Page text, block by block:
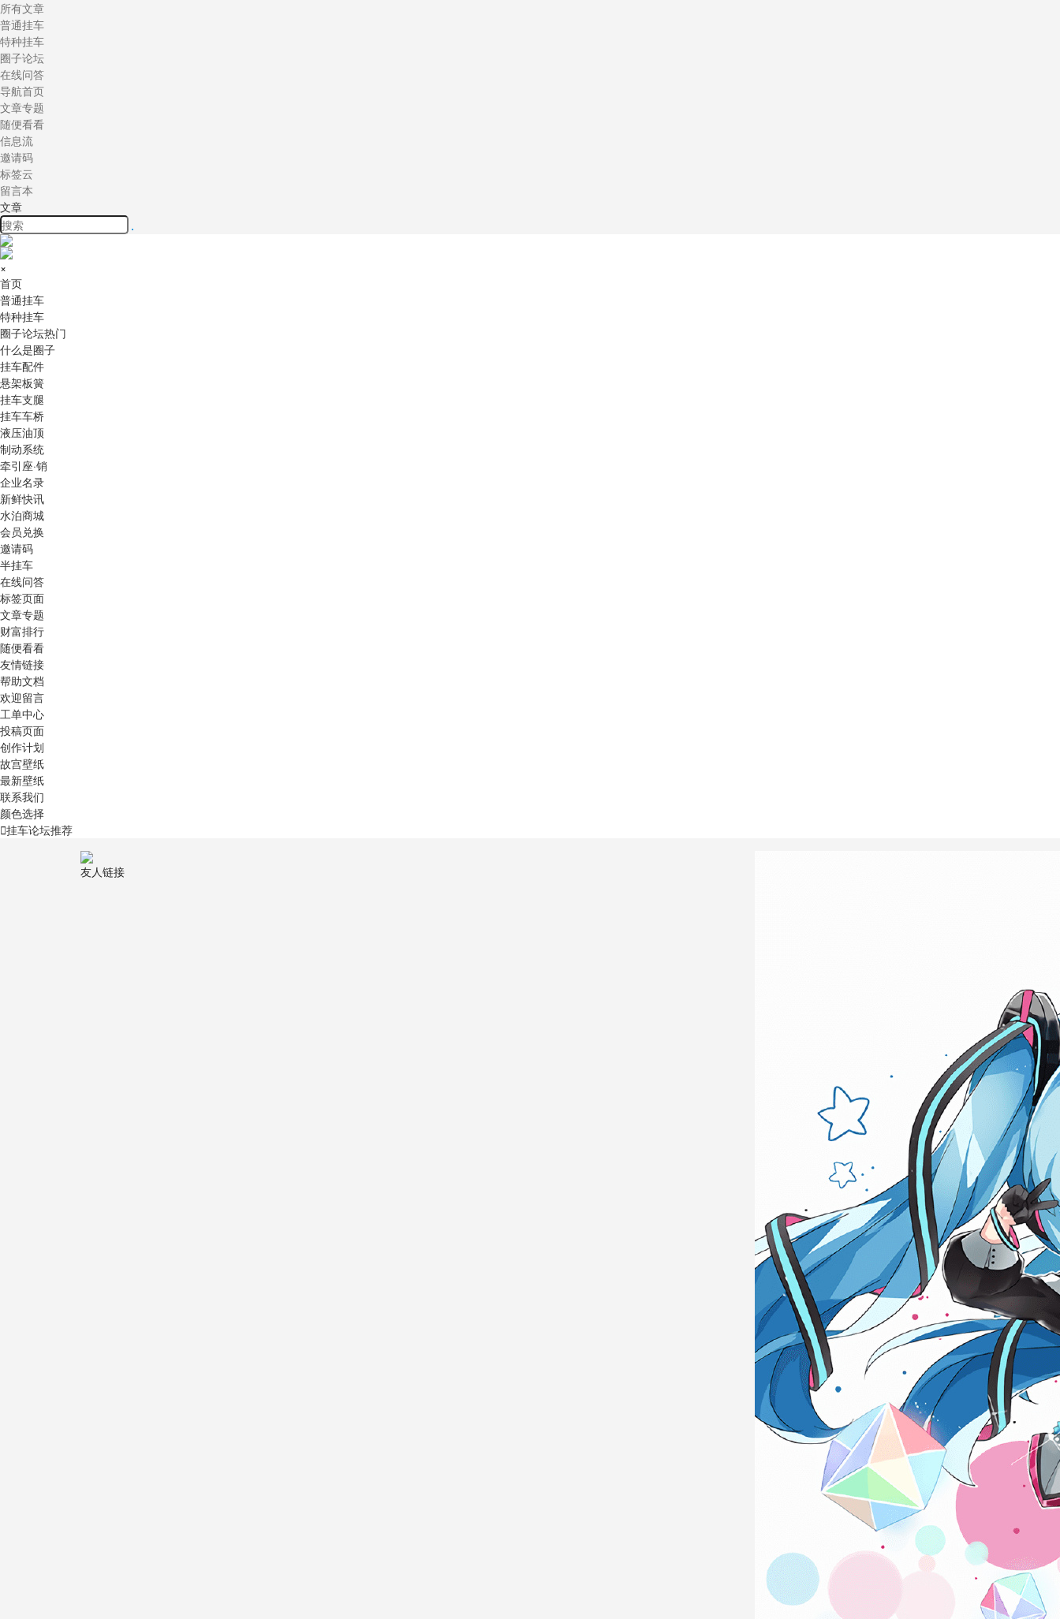
所有文章
普通挂车
特种挂车
圈子论坛
在线问答
导航首页
文章专题
随便看看
信息流
邀请码
标签云
留言本
文章
×
首页
普通挂车
特种挂车
圈子论坛热门
什么是圈子
挂车配件
悬架板簧
挂车支腿
挂车车桥
液压油顶
制动系统
牵引座·销
企业名录
新鲜快讯
水泊商城
会员兑换
邀请码
半挂车
在线问答
标签页面
文章专题
财富排行
随便看看
友情链接
帮助文档
欢迎留言
工单中心
投稿页面
创作计划
故宫壁纸
最新壁纸
联系我们
颜色选择
挂车论坛推荐
友人链接